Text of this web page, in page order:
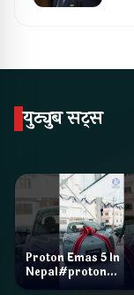
युट्युब सट्स
Proton Emas 5 In
Nepal#proton